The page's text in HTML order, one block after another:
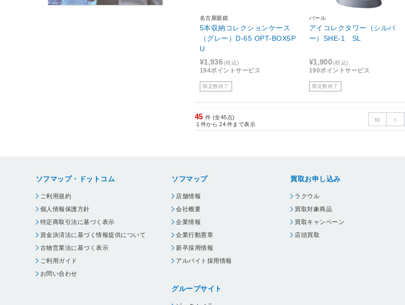
名古屋眼鏡
5本収納コレクションケース
（グレー）D-65 OPT-BOX5P
U
¥1,936(税込)
194ポイントサービス
限定数終了
パール
アイコレクタワー（シルバ
ー）SHE-1 SL
¥1,900(税込)
190ポイントサービス
限定数終了
45 件 (全45点)
1 件から 24 件まで表示
ソフマップ・ドットコム
ご利用規約
個人情報保護方針
特定商取引法に基づく表示
資金決済法に基づく情報提供について
古物営業法に基づく表示
ご利用ガイド
お問い合わせ
ソフマップ
店舗情報
会社概要
企業情報
企業行動憲章
新卒採用情報
アルバイト採用情報
グループサイト
買取お申し込み
ラクウル
買取対象商品
買取キャンペーン
店頭買取